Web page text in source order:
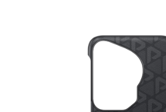
Monogram
Magnetic